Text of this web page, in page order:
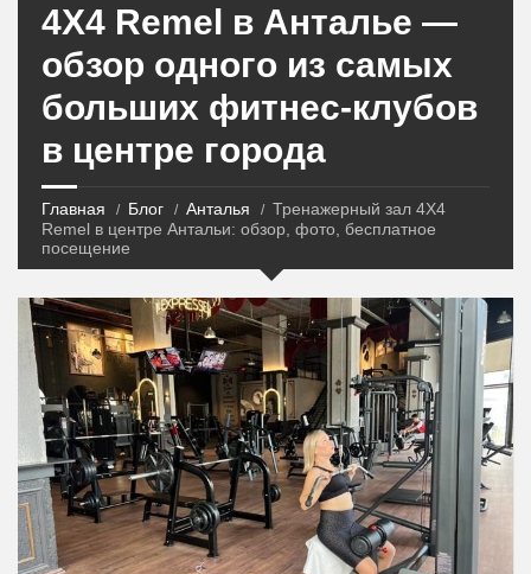
4X4 Remel в Анталье —
обзор одного из самых
больших фитнес-клубов
в центре города
Главная Блог Анталья
Тренажерный зал 4X4
Remel в центре Антальи: обзор, фото, бесплатное
посещение